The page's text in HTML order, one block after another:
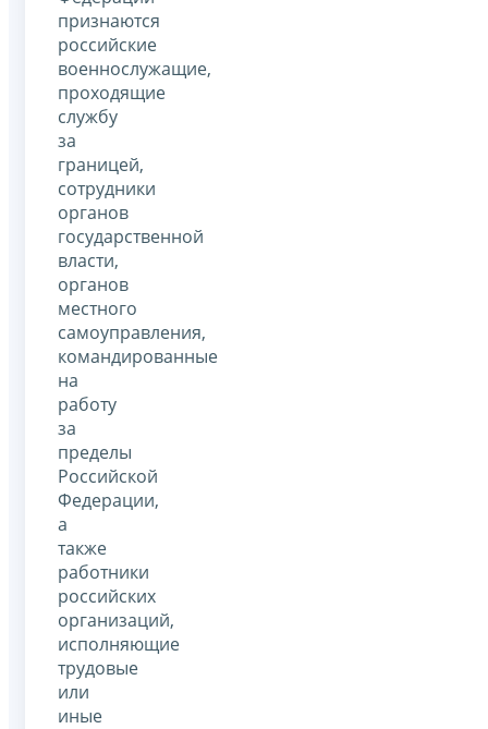
признаются
российские
военнослужащие,
проходящие
службу
за
границей,
сотрудники
органов
государственной
власти,
органов
местного
самоуправления,
командированные
на
работу
за
пределы
Российской
Федерации,
а
также
работники
российских
организаций,
исполняющие
трудовые
или
иные